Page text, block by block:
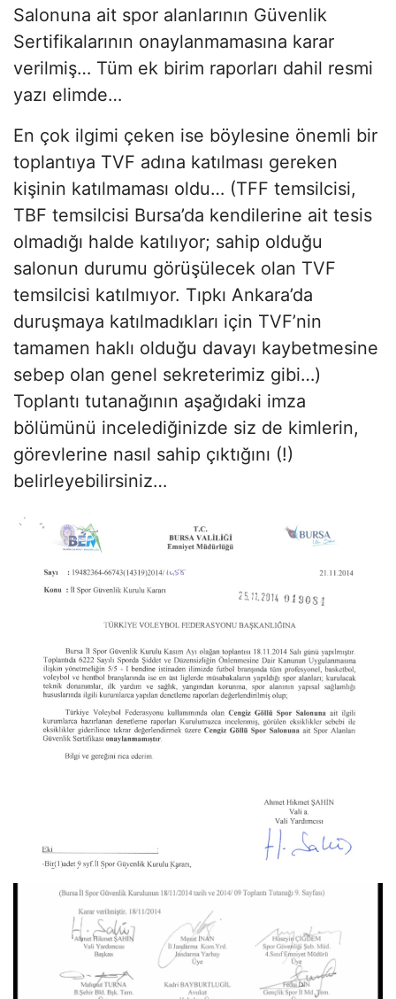
Salonuna ait spor alanlarının Güvenlik
Sertifikalarının onaylanmamasına karar
verilmiş… Tüm ek birim raporları dahil resmi
yazı elimde…
En çok ilgimi çeken ise böylesine önemli bir
toplantıya TVF adına katılması gereken
kişinin katılmaması oldu… (TFF temsilcisi,
TBF temsilcisi Bursa’da kendilerine ait tesis
olmadığı halde katılıyor; sahip olduğu
salonun durumu görüşülecek olan TVF
temsilcisi katılmıyor. Tıpkı Ankara’da
duruşmaya katılmadıkları için TVF’nin
tamamen haklı olduğu davayı kaybetmesine
sebep olan genel sekreterimiz gibi…)
Toplantı tutanağının aşağıdaki imza
bölümünü incelediğinizde siz de kimlerin,
görevlerine nasıl sahip çıktığını (!)
belirleyebilirsiniz…